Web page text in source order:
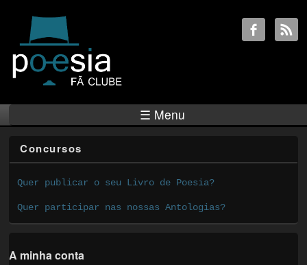
☰ Menu
Concursos
Quer publicar o seu Livro de Poesia?
Quer participar nas nossas Antologias?
A minha conta